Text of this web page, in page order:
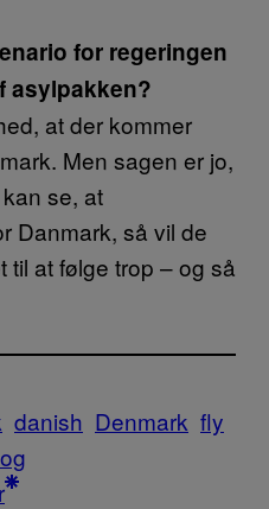
for regeringen
asylpakken?
at der kommer
Men sagen er jo,
se, at
Danmark, så vil de
til at følge trop – og så
danish Denmark fly